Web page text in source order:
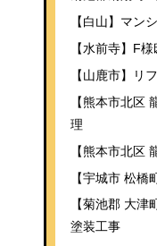
【白山】マン
【水前寺】F様
【山鹿市】リ
【熊本市北区
理
【熊本市北区
【宇城市 松橋
【菊池郡 大
塗装工事